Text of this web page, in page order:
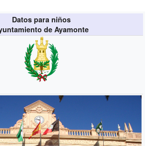
Datos para niños
de Ayamonte